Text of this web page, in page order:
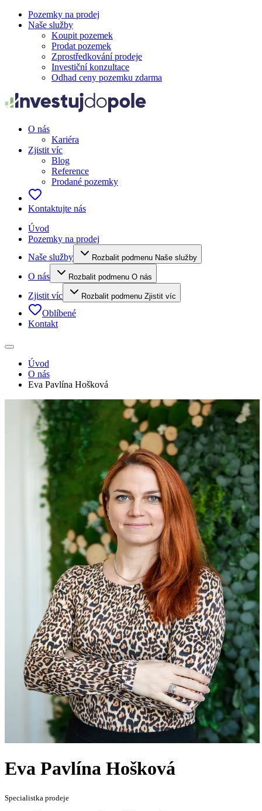
Pozemky na prodej
Naše služby
Koupit pozemek
Prodat pozemek
Zprostředkování prodeje
Investiční konzultace
Odhad ceny pozemku zdarma
O nás
Kariéra
Zjistit víc
Blog
Reference
Prodané pozemky
Kontaktujte nás
Úvod
Pozemky na prodej
Naše služby
Rozbalit podmenu Naše služby
O nás Rozbalit podmenu O nás
Zjistit víc Rozbalit podmenu Zjistit víc
Oblíbené
Kontakt
Úvod
O nás
Eva Pavlína Hošková
Eva Pavlína Hošková
Specialistka prodeje